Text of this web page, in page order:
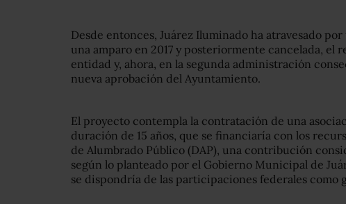
Desde entonces, Juárez Iluminado ha atravesado
una amparo en 2017 y posteriormente cancelada, el
entidad y, ahora, en la segunda administración
nueva aprobación del Ayuntamiento.
El proyecto contempla la contratación de una
duración de 15 años, que se financiaría con los
de Alumbrado Público (DAP), una contribución
según lo planteado por el Gobierno Municipal de
se dispondría de las participaciones federales como